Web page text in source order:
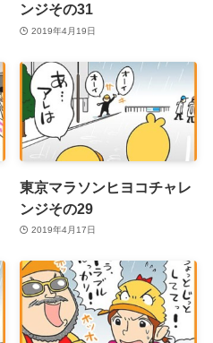
ンジその31
2019年4月19日
東京マラソンヒヨコチャレ
ンジその29
2019年4月17日